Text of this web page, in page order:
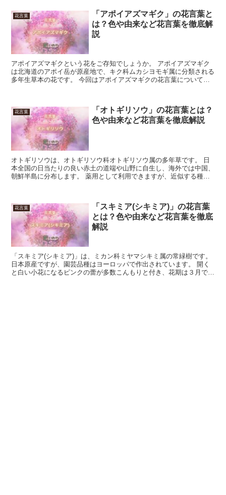
花言葉
「アポイアズマギク」の花言葉と
は？色や由来など花言葉を徹底解
説
アポイアズマギクという花をご存知でしょうか。 アポイアズマギク
は北海道のアポイ岳が原産地で、キク科ムカシヨモギ属に分類される
多年生草本の花です。 今回はアポイアズマギクの花言葉について、
花言葉
「オトギリソウ」の花言葉とは？
色や由来など花言葉を徹底解説
オトギリソウは、オトギリソウ科オトギリソウ属の多年草です。 日
本全国の日当たりの良い赤土の道端や山野に自生し、海外では中国、
朝鮮半島に分布します。 薬用として利用できますが、近似する種が
花言葉
「スキミア(シキミア)」の花言葉
とは？色や由来など花言葉を徹底
解説
「スキミア(シキミア)」は、ミカン科ミヤマシキミ属の常緑樹です。
日本原産ですが、園芸品種はヨーロッパで作出されています。 開く
と白い小花になるピンクの蕾が多数こんもりと付き、花期は３月で